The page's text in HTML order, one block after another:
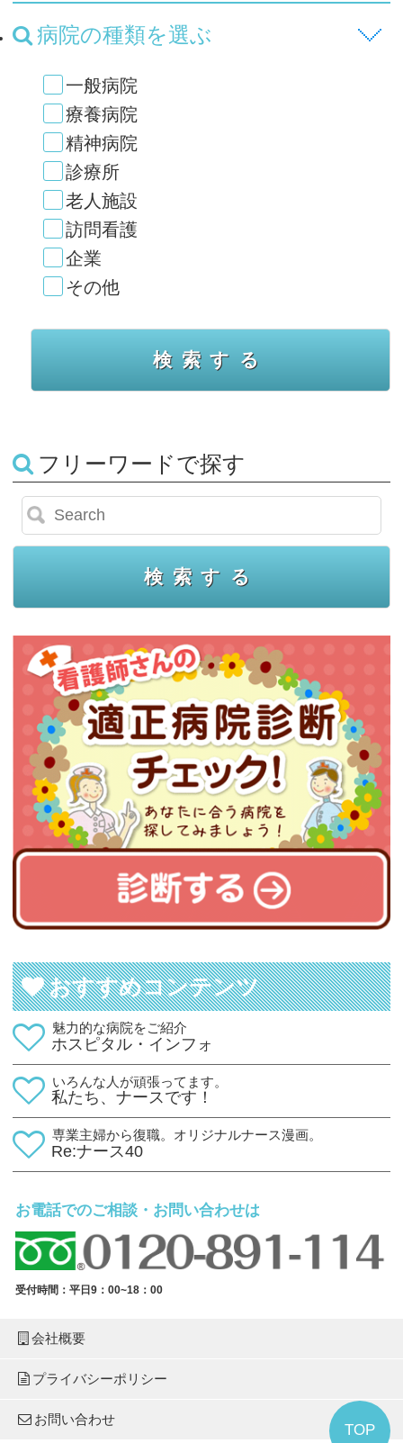
病院の種類を選ぶ
一般病院
療養病院
精神病院
診療所
老人施設
訪問看護
企業
その他
フリーワードで探す
おすすめコンテンツ
魅力的な病院をご紹介
ホスピタル・インフォ
いろんな人が頑張ってます。
私たち、ナースです！
専業主婦から復職。オリジナルナース漫画。
Re:ナース40
TOP
お電話でのご相談・お問い合わせは
受付時間：平日9：00~18：00
会社概要
プライバシーポリシー
お問い合わせ